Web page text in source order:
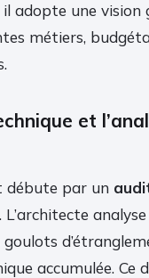
adopte une
métiers,
et
débute par un
analyse
accumulée. Ce